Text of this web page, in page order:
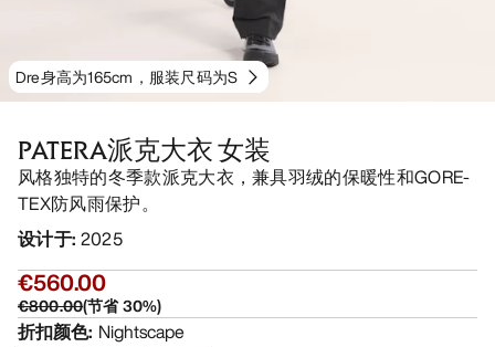
Dre身高为165cm，服装尺码为S
PATERA派克大衣 女装
风格独特的冬季款派克大衣，兼具羽绒的保暖性和GORE-
TEX防风雨保护。
设计于: 2025
€560.00
€800.00(节省30%)
折扣颜色: Nightscape